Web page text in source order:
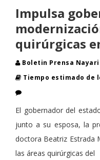
Impulsa
quirúrgicas
Boletin Prensa
Tiempo estimado de
El gobernador del
junto a su esposa, la
doctora Beatriz Estrada
las áreas quirúrgicas del